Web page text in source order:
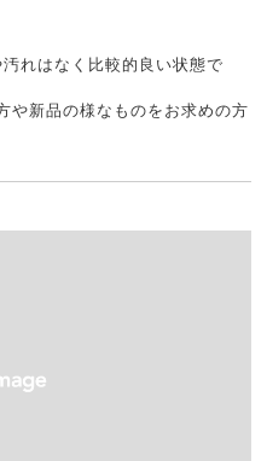
れはなく比較的良い状態で
や新品の様なものをお求めの方